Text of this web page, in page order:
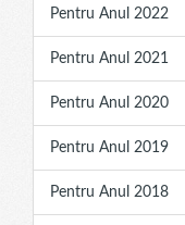
Pentru Anul 2022
Pentru Anul 2021
Pentru Anul 2020
Pentru Anul 2019
Pentru Anul 2018